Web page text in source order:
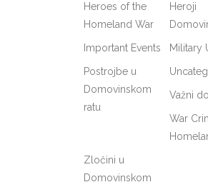
Heroes of the
Homeland War
Heroji
Important Events Military
Postrojbe u
Domovinskom
ratu
Važni
War
Zločini u
Domovinskom